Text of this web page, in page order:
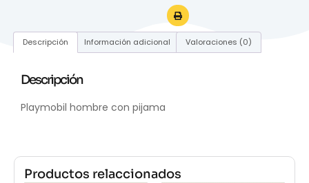
Descripción Información adicional Valoraciones (0)
Descripción
Playmobil hombre con pijama
Productos relaccionados